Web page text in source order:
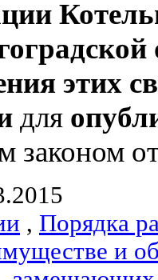
этих
для
законом
, Порядка
и